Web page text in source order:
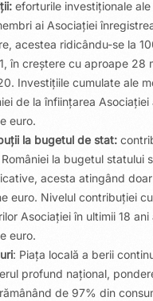
eforturile investiționale
ai Asociației
acestea ridicându-se la
în creștere cu aproape 28
Investițiile cumulate ale
de la înființarea Asociației
euro.
la bugetul de stat:
României la bugetul statului
acesta atingând
euro. Nivelul contribuției
Asociației în ultimii 18
euro.
: Piața locală a berii
profund național,
de 97% din